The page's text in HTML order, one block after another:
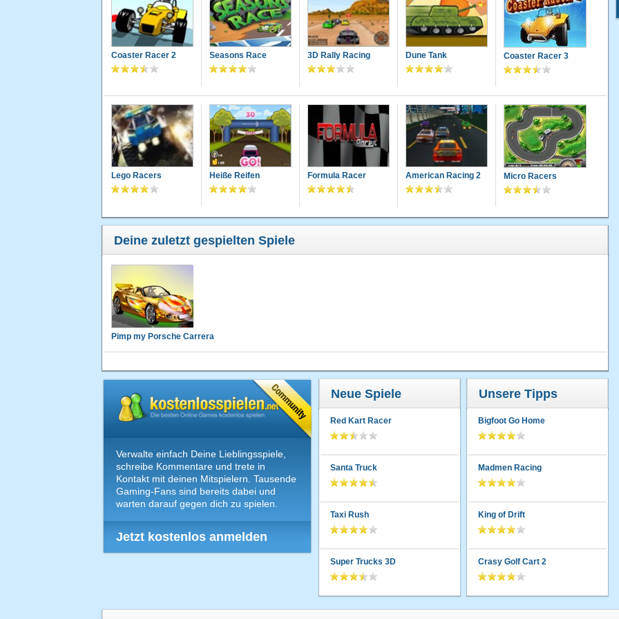
Coaster Racer 2 Seasons Race 3D Rally Racing Dune Tank Coaster Racer 3
Lego Racers Heiße Reifen Formula Racer American Racing 2 Micro Racers
Deine zuletzt gespielten Spiele
Pimp my Porsche Carrera
Verwalte einfach Deine Lieblingsspiele,
schreibe Kommentare und trete in
Kontakt mit deinen Mitspielern. Tausende
Gaming-Fans sind bereits dabei und
warten darauf gegen dich zu spielen.
Jetzt kostenlos anmelden
Neue Spiele
Red Kart Racer
Santa Truck
Taxi Rush
Super Trucks 3D
Unsere Tipps
Bigfoot Go Home
Madmen Racing
King of Drift
Crasy Golf Cart 2